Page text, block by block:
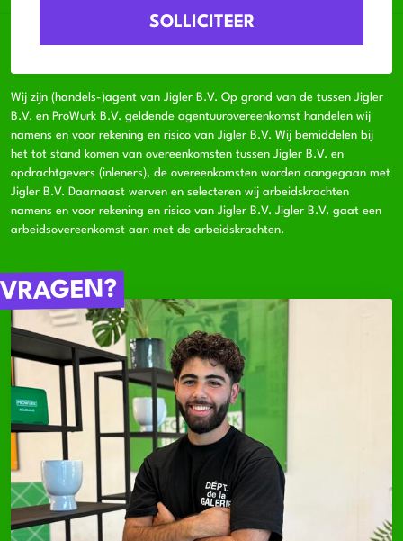
Wij zijn (handels-)agent van Jigler B.V. Op grond van de tussen Jigler
B.V. en ProWurk B.V. geldende agentuurovereenkomst handelen wij
namens en voor rekening en risico van Jigler B.V. Wij bemiddelen bij
het tot stand komen van overeenkomsten tussen Jigler B.V. en
opdrachtgevers (inleners), de overeenkomsten worden aangegaan met
Jigler B.V. Daarnaast werven en selecteren wij arbeidskrachten
namens en voor rekening en risico van Jigler B.V. Jigler B.V. gaat een
arbeidsovereenkomst aan met de arbeidskrachten.
VRAGEN?